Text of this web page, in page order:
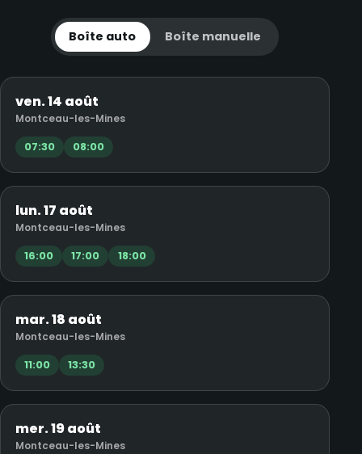
Boîte auto Boîte manuelle
ven. 14 août
Montceau-les-Mines
07:30 08:00
lun. 17 août
Montceau-les-Mines
16:00 17:00 18:00
mar. 18 août
Montceau-les-Mines
11:00 13:30
mer. 19 août
Montceau-les-Mines